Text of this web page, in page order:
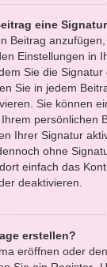
eine
Beitrag
Einstellungen in
Sie die Signatur
Sie in jedem
Sie können
persönlichen
Ihrer Signatur
ohne
einfach das
deaktivieren.
erstellen?
eröffnen oder